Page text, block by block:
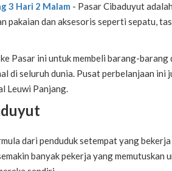
3 Hari 2 Malam - Pasar Cibaduyut
pakaian dan aksesoris seperti sepatu,
Pasar ini untuk membeli barang-
di seluruh dunia. Pusat perbelanjaan ini
Leuwi Panjang.
dari penduduk setempat yang
banyak pekerja yang memutuskan